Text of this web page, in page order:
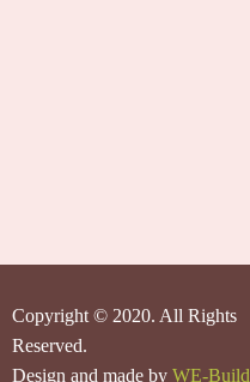
Copyright © 2020. All Rights
Reserved.
Design and made by WE-Build